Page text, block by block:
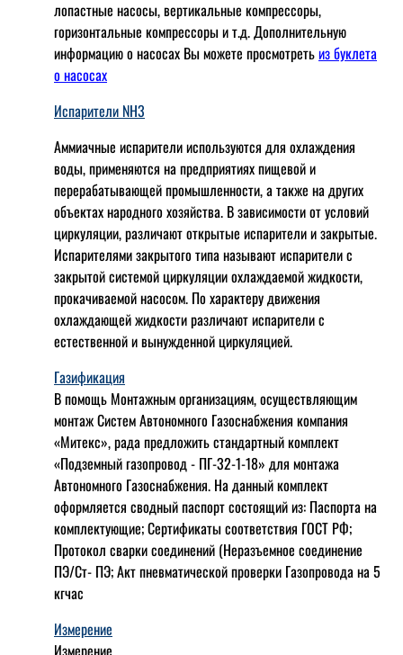
лопaстные насосы, вертикальные компрессоры,
горизонтальные компрессоры и т.д. Дополнительную
информацию о насосах Вы можете просмотретьиз буклета
о насосах
Испарители NH3
Аммиачные испарители используются для охлаждения
воды, применяются на предприятиях пищевой и
перерабатывающей промышленности, а также на других
объектах народного хозяйства. В зависимости от условий
циркуляции, различают открытые испарители и закрытые.
Испарителями закрытого типа называют испарители с
закрытой системой циркуляции охлаждаемой жидкости,
прокачиваемой насосом. По характеру движения
охлаждающей жидкости различают испарители с
естественной и вынужденной циркуляцией.
Газификация
В помощь Монтажным организациям, осуществляющим
монтаж Систем Автономного Газоснабжения компания
«Митекс», рада предложить стандартный комплект
«Подземный газопровод - ПГ-32-1-18» для монтажа
Автономного Газоснабжения. На данный комплект
оформляется сводный паспорт состоящий из: Паспорта на
комплектующие;Сертификаты соответствия ГОСТ РФ;
Протокол сварки соединений (Неразъемное соединение
ПЭ/Ст- ПЭ;Акт пневматической проверки Газопровода на 5
кгчас
Измерение